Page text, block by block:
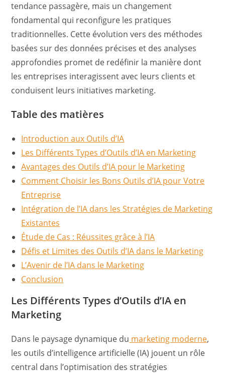
tendance passagère, mais un changement
fondamental qui reconfigure les pratiques
traditionnelles. Cette évolution vers des méthodes
basées sur des données précises et des analyses
approfondies promet de redéfinir la manière dont
les entreprises interagissent avec leurs clients et
conduisent leurs initiatives marketing.
Table des matières
Introduction aux Outils d’IA
Les Différents Types d’Outils d’IA en Marketing
Avantages des Outils d’IA pour le Marketing
Comment Choisir les Bons Outils d’IA pour Votre
Entreprise
Intégration de l’IA dans les Stratégies de Marketing
Existantes
Étude de Cas : Réussites grâce à l’IA
Défis et Limites des Outils d’IA dans le Marketing
L’Avenir de l’IA dans le Marketing
Conclusion
Les Différents Types d’Outils d’IA en
Marketing
Dans le paysage dynamique du marketing moderne,
les outils d’intelligence artificielle (IA) jouent un rôle
central dans l’optimisation des stratégies